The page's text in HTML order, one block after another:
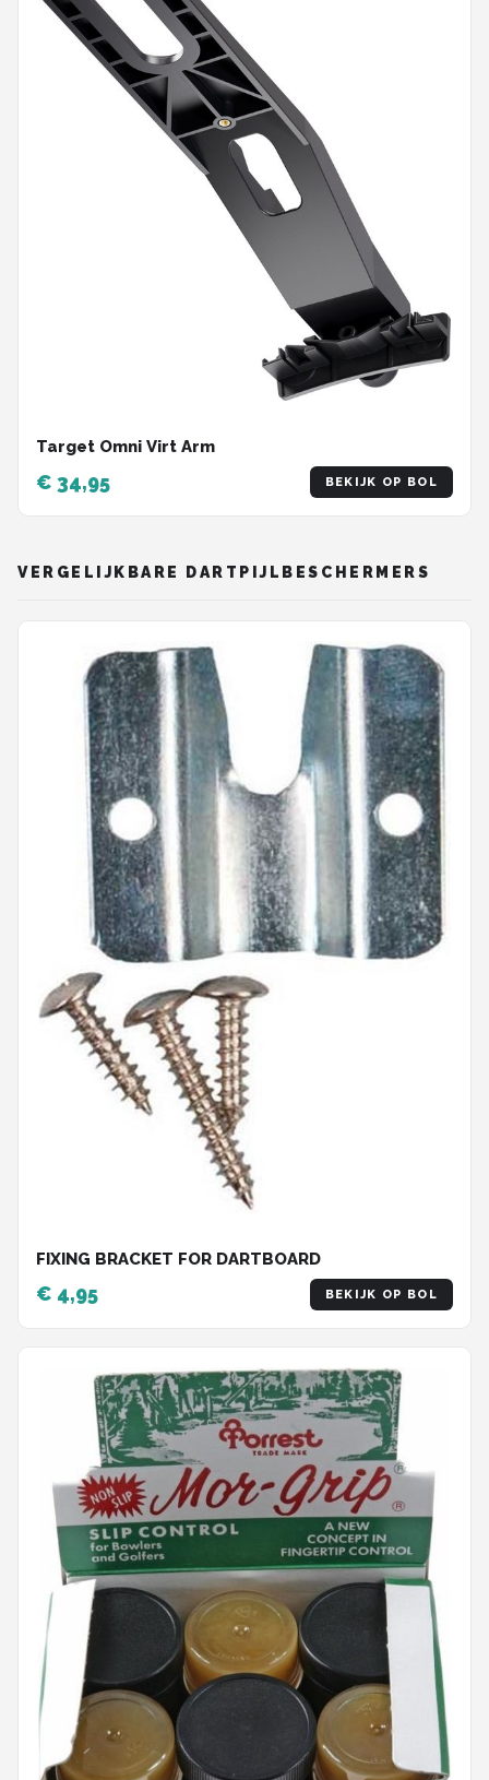
Target Omni Virt Arm
€ 34,95 BEKIJK OP BOL
VERGELIJKBARE DARTPIJLBESCHERMERS
FIXING BRACKET FOR DARTBOARD
€ 4,95 BEKIJK OP BOL